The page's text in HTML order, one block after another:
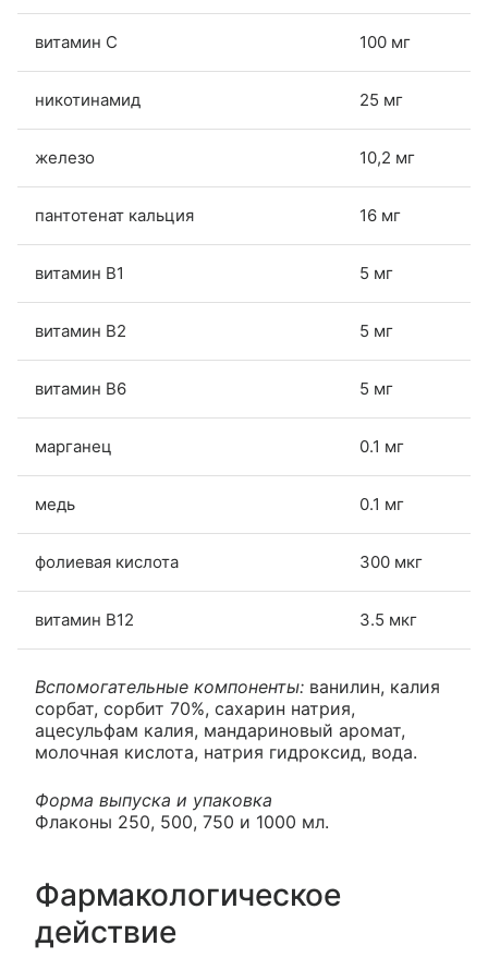
витамин C 100 мг
никотинамид 25 мг
железо 10,2 мг
пантотенат кальция 16 мг
витамин В1 5 мг
витамин В2 5 мг
витамин В6 5 мг
марганец 0.1 мг
медь 0.1 мг
фолиевая кислота 300 мкг
витамин В12 3.5 мкг
Вспомогательные компоненты: ванилин, калия
сорбат, сорбит 70%, сахарин натрия,
ацесульфам калия, мандариновый аромат,
молочная кислота, натрия гидроксид, вода.
Форма выпуска и упаковка
Флаконы 250, 500, 750 и 1000 мл.
Фармакологическое
действие